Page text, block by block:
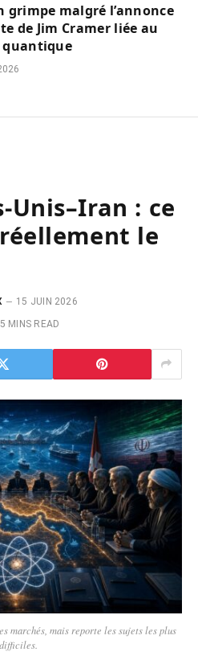
grimpe malgré l’annonce
de Jim Cramer liée au
quantique
Unis–Iran : ce
le
15 JUIN 2026
5 MINS READ
marchés, mais reporte les sujets les plus
difficiles.